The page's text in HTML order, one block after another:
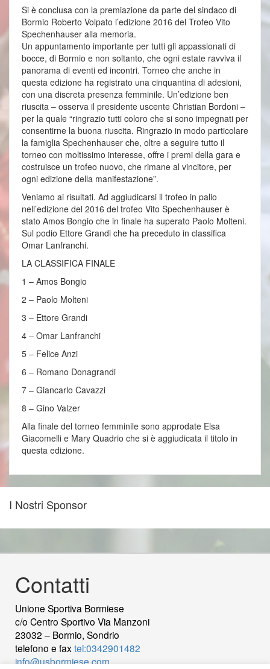
Si è conclusa con la premiazione da parte del sindaco di
Bormio Roberto Volpato l’edizione 2016 del Trofeo Vito
Spechenhauser alla memoria.
Un appuntamento importante per tutti gli appassionati di
bocce, di Bormio e non soltanto, che ogni estate ravviva il
panorama di eventi ed incontri. Torneo che anche in
questa edizione ha registrato una cinquantina di adesioni,
con una discreta presenza femminile. Un’edizione ben
riuscita – osserva il presidente uscente Christian Bordoni –
per la quale “ringrazio tutti coloro che si sono impegnati per
consentirne la buona riuscita. Ringrazio in modo particolare
la famiglia Spechenhauser che, oltre a seguire tutto il
torneo con moltissimo interesse, offre i premi della gara e
costruisce un trofeo nuovo, che rimane al vincitore, per
ogni edizione della manifestazione”.
Veniamo ai risultati. Ad aggiudicarsi il trofeo in palio
nell’edizione del 2016 del trofeo Vito Spechenhauser è
stato Amos Bongio che in finale ha superato Paolo Molteni.
Sul podio Ettore Grandi che ha preceduto in classifica
Omar Lanfranchi.
LA CLASSIFICA FINALE
1 – Amos Bongio
2 – Paolo Molteni
3 – Ettore Grandi
4 – Omar Lanfranchi
5 – Felice Anzi
6 – Romano Donagrandi
7 – Giancarlo Cavazzi
8 – Gino Valzer
Alla finale del torneo femminile sono approdate Elsa
Giacomelli e Mary Quadrio che si è aggiudicata il titolo in
questa edizione.
I Nostri Sponsor
Contatti
Unione Sportiva Bormiese
c/o Centro Sportivo Via Manzoni
23032 – Bormio, Sondrio
telefono e faxtel:0342901482
info@usbormiese.com